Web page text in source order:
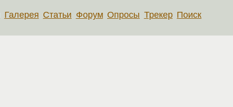
Галерея Статьи Форум Опросы Трекер Поиск